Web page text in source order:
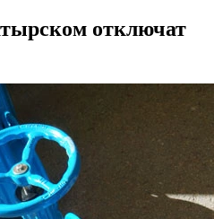
отключат